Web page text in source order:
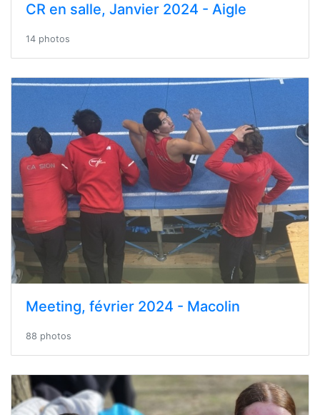
CR en salle, Janvier 2024 - Aigle
14 photos
Meeting, février 2024 - Macolin
88 photos